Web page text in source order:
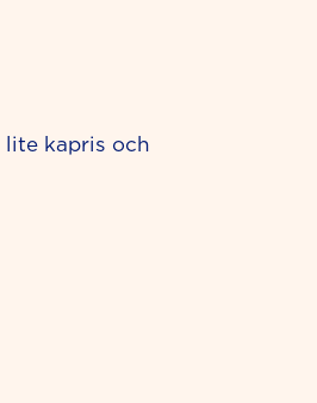
lite kapris och